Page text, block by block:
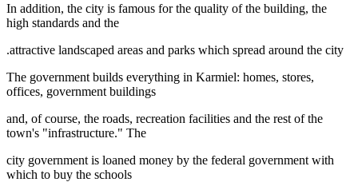
In addition, the city is famous for the quality of the building, the
high standards and the
attractive landscaped areas and parks which spread around the city.
The government builds everything in Karmiel: homes, stores,
offices, government buildings
and, of course, the roads, recreation facilities and the rest of the
town's "infrastructure." The
city government is loaned money by the federal government with
which to buy the schools